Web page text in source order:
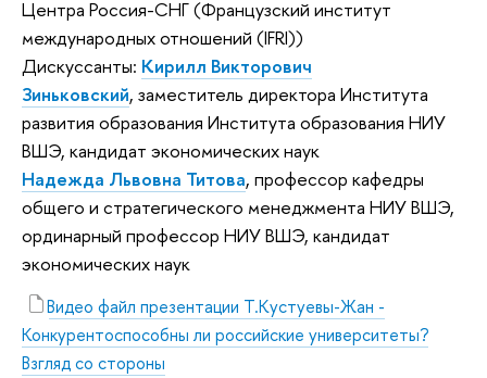
Центра Россия-СНГ (Французский институт
международных отношений (IFRI))
Дискуссанты: Кирилл Викторович
Зиньковский, заместитель директора Института
развития образования Института образования НИУ
ВШЭ, кандидат экономических наук
Надежда Львовна Титова, профессор кафедры
общего и стратегического менеджмента НИУ ВШЭ,
ординарный профессор НИУ ВШЭ, кандидат
экономических наук
Видео файл презентации Т.Кустуевы-Жан -
Конкурентоспособны ли российские университеты?
Взгляд со стороны